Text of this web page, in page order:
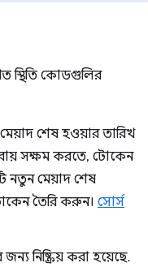
স্থিতি কোডগুলির
শেষ হওয়ার তারিখ
সক্ষম করতে, টোকেন
নতুন মেয়াদ শেষ
তৈরি করুন। সোর্স
নিষ্ক্রিয় করা হয়েছে.